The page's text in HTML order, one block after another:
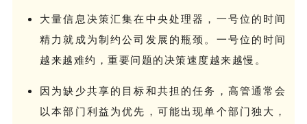
大量信息决策汇集在中央处理器，一号位的时间
精力就成为制约公司发展的瓶颈。一号位的时间
越来越难约，重要问题的决策速度越来越慢。
因为缺少共享的目标和共担的任务，高管通常会
以本部门利益为优先，可能出现单个部门独大，